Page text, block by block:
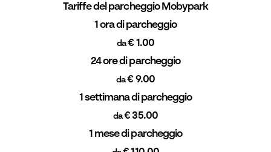
Tariffe del parcheggio Mobypark
1 ora di parcheggio
da€ 1.00
24 ore di parcheggio
da€ 9.00
1 settimana di parcheggio
da€ 35.00
1 mese di parcheggio